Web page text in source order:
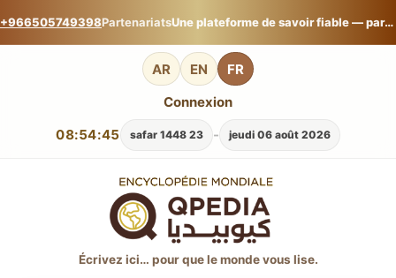
+966505749398Partenariats Une plateforme de savoir fiable — partagez votre expertise sur L’Encyclopédie mondiale Qpedia.
AR EN FR
08:54:46 jeudi 06 août 2026
-
23 safar 1448
Connexion
Écrivez ici… pour que le monde vous lise.